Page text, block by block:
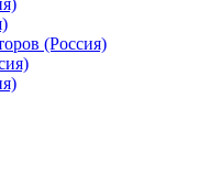
(Россия)